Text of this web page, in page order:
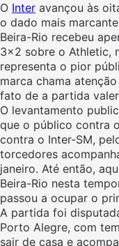
O Inter avançou às
o dado mais
Beira-Rio recebeu
3×2 sobre o Athletic,
representa o pior
marca chama
fato de a partida
O levantamento
que o público contra
contra o Inter-SM,
torcedores
janeiro. Até então,
Beira-Rio nesta
passou a ocupar o
A partida foi
Porto Alegre, com
sair de casa e